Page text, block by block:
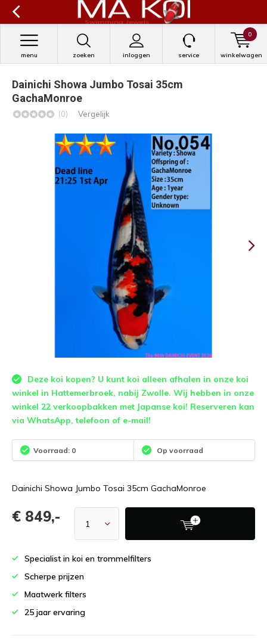
zoeken inloggen
menu service winkelwagen
0
Dainichi Showa Jumbo Tosai 35cm
GachaMonroe
(0) Vergelijk
Deze koi kopen? U kunt koi alleen afhalen in onze koi
winkel in Hattemerbroek, nabij Zwolle. Wij hebben in onze
winkel 22 verkoopbakken met Japanse koi! Reserveren kan
via WhatsApp, telefoon of e-mail!
Voorraad: 0 Op voorraad
Dainichi Showa Jumbo Tosai 35cm GachaMonroe
€ 849,-
Specialist in koi en trommelfilters
Scherpe prijzen
Maatwerk filters
25 jaar ervaring